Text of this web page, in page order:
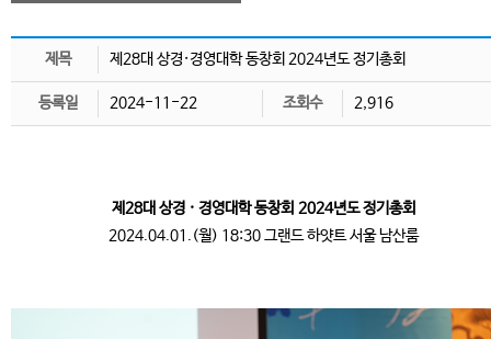
제목 제28대 상경·경영대학 동창회 2024년도 정기총회
등록일 2024-11-22 조회수 2,916
제28대 상경 · 경영대학 동창회 2024년도 정기총회
2024.04.01.(월) 18:30 그랜드 하얏트 서울 남산룸